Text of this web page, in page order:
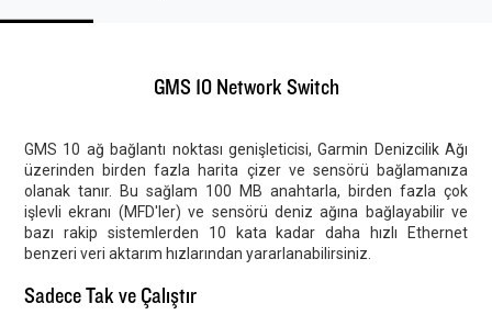
GMS 10 Network Switch
GMS 10 ağ bağlantı noktası genişleticisi, Garmin Denizcilik Ağı
üzerinden birden fazla harita çizer ve sensörü bağlamanıza
olanak tanır. Bu sağlam 100 MB anahtarla, birden fazla çok
işlevli ekranı (MFD'ler) ve sensörü deniz ağına bağlayabilir ve
bazı rakip sistemlerden 10 kata kadar daha hızlı Ethernet
benzeri veri aktarım hızlarından yararlanabilirsiniz.
Sadece Tak ve Çalıştır